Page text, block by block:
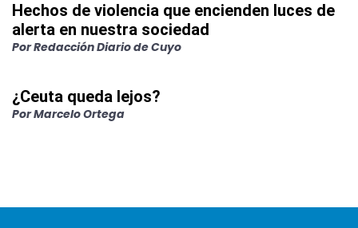
Hechos de violencia que encienden luces de
alerta en nuestra sociedad
PorRedacción Diario de Cuyo
¿Ceuta queda lejos?
PorMarcelo Ortega